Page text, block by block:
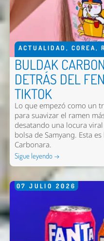
ACTUALIDAD , COREA,
BULDAK
DETRÁS DEL
TIKTOK
Lo que empezó como un
para suavizar el ramen
desatando una locura
bolsa de Samyang. Esta
Carbonara.
Sigue leyendo →
07 JULIO 2026
Nombre *
Email *
Comentario *